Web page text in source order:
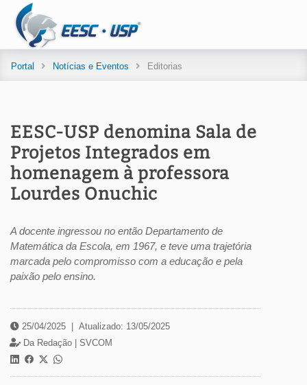
Portal Notícias e Eventos Editorias
EESC-USP denomina Sala de
Projetos Integrados em
homenagem à professora
Lourdes Onuchic
A docente ingressou no então Departamento de
Matemática da Escola, em 1967, e teve uma trajetória
marcada pelo compromisso com a educação e pela
paixão pelo ensino.
25/04/2025
Atualizado: 13/05/2025
Da Redação | SVCOM